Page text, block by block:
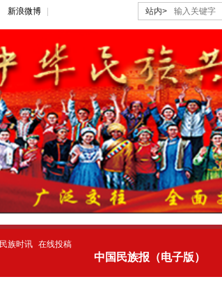
新浪微博 站内>
民族时讯 在线投稿
中国民族报（电子版）